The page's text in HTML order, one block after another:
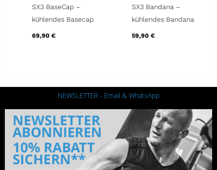
SX3 BaseCap –
kühlendes Basecap
69,90€
SX3 Bandana –
kühlendes Bandana
59,90 €
NEWSLETTER - Email & WhatsApp